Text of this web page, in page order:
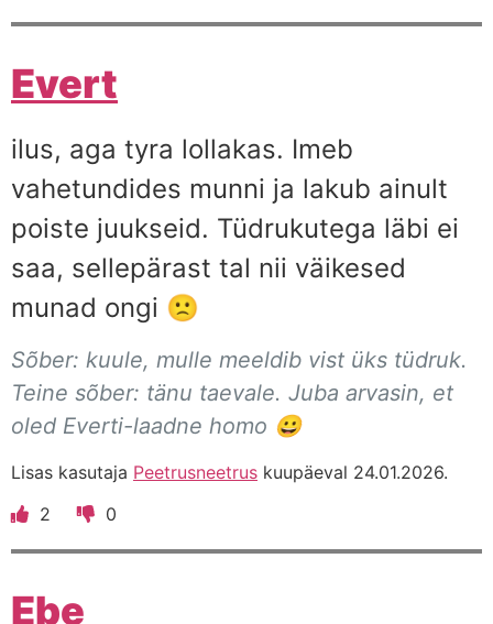
Evert
ilus, aga tyra lollakas. Imeb
vahetundides munni ja lakub ainult
poiste juukseid. Tüdrukutega läbi ei
saa, sellepärast tal nii väikesed
munad ongi 🙁
Sõber: kuule, mulle meeldib vist üks tüdruk.
Teine sõber: tänu taevale. Juba arvasin, et
oled Everti-laadne homo 😀
Lisas kasutaja Peetrusneetrus kuupäeval 24.01.2026.
2
0
Ebe